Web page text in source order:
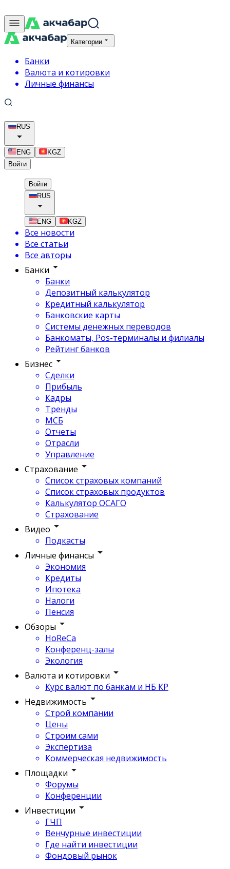
Категории
Банки
Валюта и котировки
Личные финансы
RUS
ENG
KGZ
Войти
Войти
RUS
ENG KGZ
Все новости
Все статьи
Все авторы
Банки
Банки
Депозитный калькулятор
Кредитный калькулятор
Банковские карты
Системы денежных переводов
Банкоматы, Pos-терминалы и филиалы
Рейтинг банков
Бизнес
Сделки
Прибыль
Кадры
Тренды
МСБ
Отчеты
Отрасли
Управление
Страхование
Список страховых компаний
Список страховых продуктов
Калькулятор ОСАГО
Страхование
Видео
Подкасты
Личные финансы
Экономия
Кредиты
Ипотека
Налоги
Пенсия
Обзоры
HoReCa
Конференц-залы
Экология
Валюта и котировки
Курс валют по банкам и НБ КР
Недвижимость
Строй компании
Цены
Строим сами
Экспертиза
Коммерческая недвижимость
Площадки
Форумы
Конференции
Инвестиции
ГЧП
Венчурные инвестиции
Где найти инвестиции
Фондовый рынок